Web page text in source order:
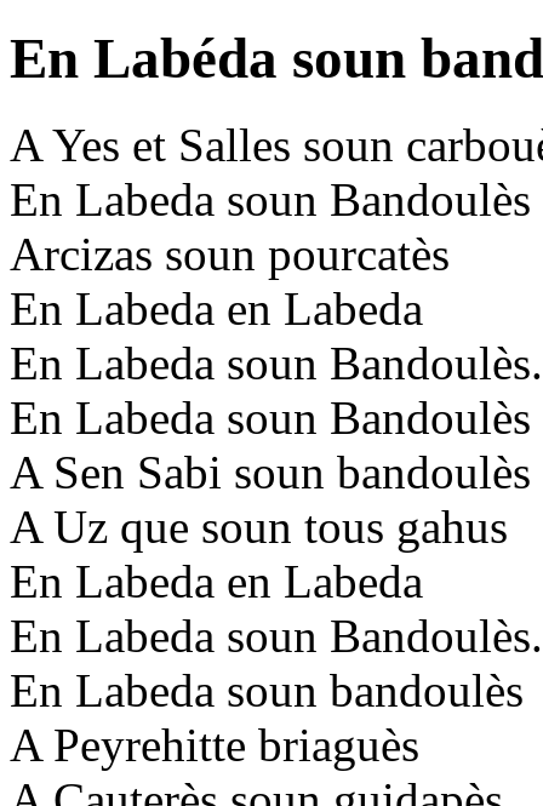
En Labéda soun
A Yes et Salles soun
En Labeda soun Bandoulès
Arcizas soun pourcatès
En Labeda en Labeda
En Labeda soun Bandoulès.
En Labeda soun Bandoulès
A Sen Sabi soun bandoulès
A Uz que soun tous gahus
En Labeda en Labeda
En Labeda soun Bandoulès.
En Labeda soun bandoulès
A Peyrehitte briaguès